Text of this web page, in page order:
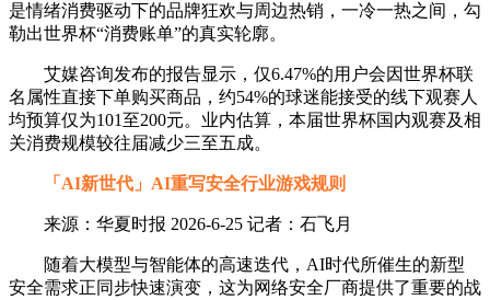
是情绪消费驱动下的品牌狂欢与周边热销，一冷一热之间，勾
勒出世界杯“消费账单”的真实轮廓。
艾媒咨询发布的报告显示，仅6.47%的用户会因世界杯联
名属性直接下单购买商品，约54%的球迷能接受的线下观赛人
均预算仅为101至200元。业内估算，本届世界杯国内观赛及相
关消费规模较往届减少三至五成。
「AI新世代」AI重写安全行业游戏规则
来源：华夏时报 2026-6-25 记者：石飞月
随着大模型与智能体的高速迭代，AI时代所催生的新型
安全需求正同步快速演变，这为网络安全厂商提供了重要的战